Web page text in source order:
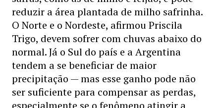
reduzir a área plantada de milho safrinha.
O Norte e o Nordeste, afirmou Priscila
Trigo, devem sofrer com chuvas abaixo do
normal. Já o Sul do país e a Argentina
tendem a se beneficiar de maior
precipitação — mas esse ganho pode não
ser suficiente para compensar as perdas,
especialmente se o fenômeno atingir a